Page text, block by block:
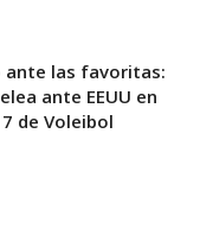
ante las favoritas:
ante EEUU en
de Voleibol